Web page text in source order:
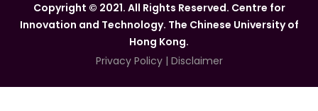
Copyright © 2021. All Rights Reserved. Centre for
Innovation and Technology. The Chinese University of
Hong Kong.
Privacy Policy| Disclaimer